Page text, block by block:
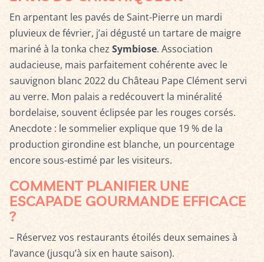
En arpentant les pavés de Saint-Pierre un mardi
pluvieux de février, j’ai dégusté un tartare de maigre
mariné à la tonka chez Symbiose. Association
audacieuse, mais parfaitement cohérente avec le
sauvignon blanc 2022 du Château Pape Clément servi
au verre. Mon palais a redécouvert la minéralité
bordelaise, souvent éclipsée par les rouges corsés.
Anecdote : le sommelier explique que 19 % de la
production girondine est blanche, un pourcentage
encore sous-estimé par les visiteurs.
COMMENT PLANIFIER UNE
ESCAPADE GOURMANDE EFFICACE
?
– Réservez vos restaurants étoilés deux semaines à
l’avance (jusqu’à six en haute saison).